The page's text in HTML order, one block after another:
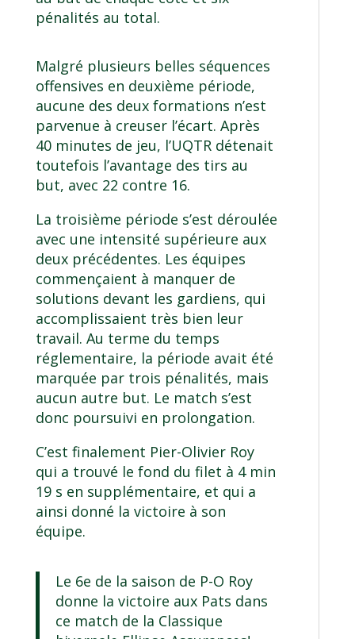
pénalités au total.
Malgré plusieurs belles séquences
offensives en deuxième période,
aucune des deux formations n’est
parvenue à creuser l’écart. Après
40 minutes de jeu, l’UQTR détenait
toutefois l’avantage des tirs au
but, avec 22 contre 16.
La troisième période s’est déroulée
avec une intensité supérieure aux
deux précédentes. Les équipes
commençaient à manquer de
solutions devant les gardiens, qui
accomplissaient très bien leur
travail. Au terme du temps
réglementaire, la période avait été
marquée par trois pénalités, mais
aucun autre but. Le match s’est
donc poursuivi en prolongation.
C’est finalement Pier-Olivier Roy
qui a trouvé le fond du filet à 4 min
19 s en supplémentaire, et qui a
ainsi donné la victoire à son
équipe.
Le 6e de la saison de P-O Roy
donne la victoire aux Pats dans
ce match de la Classique